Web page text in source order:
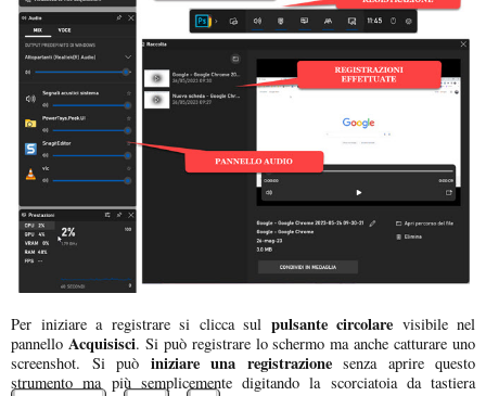
Per iniziare a registrare si clicca sul pulsante circolare visibile nel
pannello Acquisisci. Si può registrare lo schermo ma anche catturare uno
screenshot. Si può iniziare una registrazionesenza aprire questo
strumento ma più semplicemente digitando la scorciatoia da tastiera